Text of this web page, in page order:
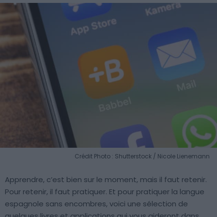
Crédit Photo : Shutterstock / Nicole Lienemann
Apprendre, c’est bien sur le moment, mais il faut retenir.
Pour retenir, il faut pratiquer. Et pour pratiquer la langue
espagnole sans encombres, voici une sélection de